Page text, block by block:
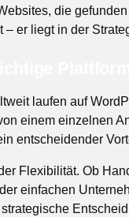
die
er liegt in der
laufen auf
einem einzelnen
entscheidender
Flexibilität. Ob
einfachen